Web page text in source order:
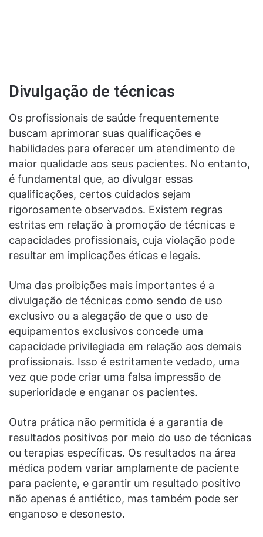
Divulgação de técnicas
Os profissionais de saúde frequentemente
buscam aprimorar suas qualificações e
habilidades para oferecer um atendimento de
maior qualidade aos seus pacientes. No entanto,
é fundamental que, ao divulgar essas
qualificações, certos cuidados sejam
rigorosamente observados. Existem regras
estritas em relação à promoção de técnicas e
capacidades profissionais, cuja violação pode
resultar em implicações éticas e legais.
Uma das proibições mais importantes é a
divulgação de técnicas como sendo de uso
exclusivo ou a alegação de que o uso de
equipamentos exclusivos concede uma
capacidade privilegiada em relação aos demais
profissionais. Isso é estritamente vedado, uma
vez que pode criar uma falsa impressão de
superioridade e enganar os pacientes.
Outra prática não permitida é a garantia de
resultados positivos por meio do uso de técnicas
ou terapias específicas. Os resultados na área
médica podem variar amplamente de paciente
para paciente, e garantir um resultado positivo
não apenas é antiético, mas também pode ser
enganoso e desonesto.